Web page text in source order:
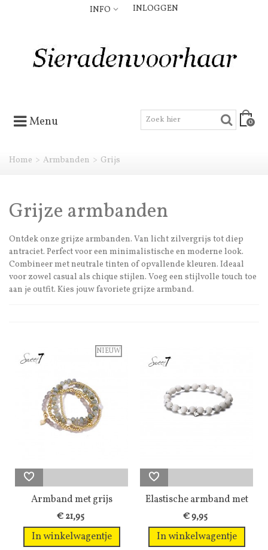
INFO INLOGGEN
Menu 0
Home > Armbanden > Grijs
Grijze armbanden
Ontdek onze grijze armbanden. Van licht zilvergrijs tot diep
antraciet. Perfect voor een minimalistische en moderne look.
Combineer met neutrale tinten of opvallende kleuren. Ideaal
voor zowel casual als chique stijlen. Voeg een stijlvolle touch toe
aan je outfit. Kies jouw favoriete grijze armband.
NIEUW
Armband met grijs
natuursteen...
€ 21,95
In winkelwagentje
Elastische armband met
ronde...
€ 9,95
In winkelwagentje